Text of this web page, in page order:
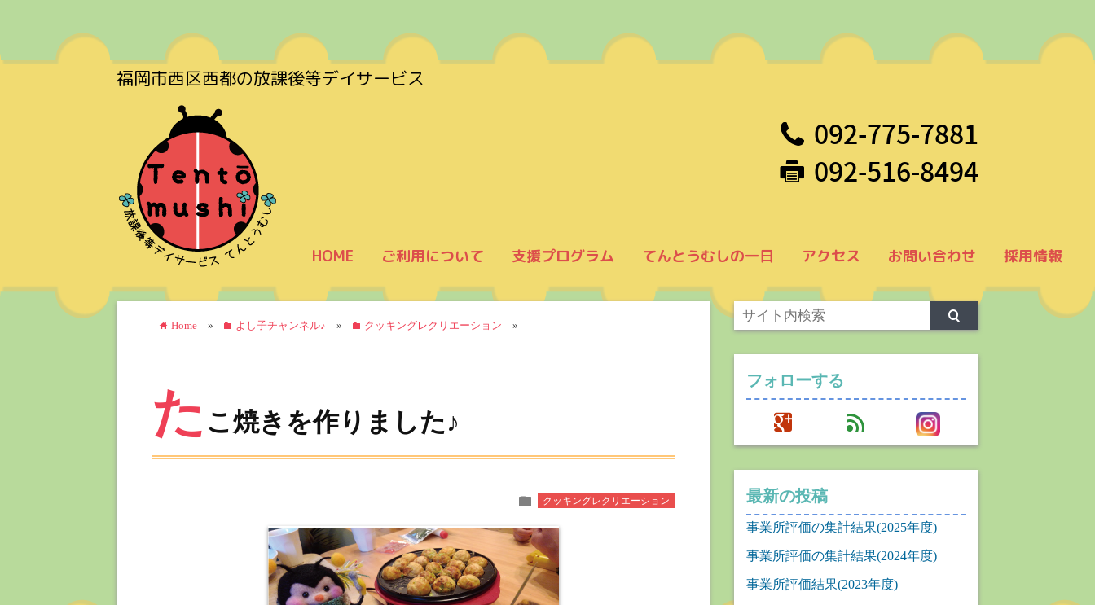
福岡市西区西都の放課後等デイサービス
092-775-7881
092-516-8494
HOME ご利用について 支援プログラム てんとうむしの一日 アクセス お問い合わせ 採用情報
home Home » folder よし子チャンネル♪ » folder クッキングレクリエーション »
た こ焼きを作りました♪
folder クッキングレクリエーション
フォローする
google feed
最新の投稿
事業所評価の集計結果(2025年度)
事業所評価の集計結果(2024年度)
事業所評価結果(2023年度)